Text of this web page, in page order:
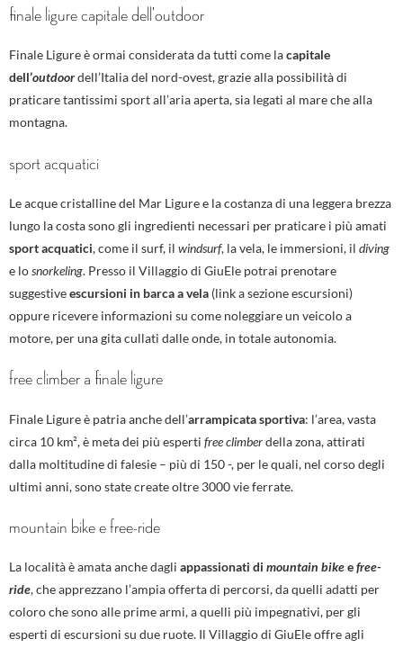
finale ligure capitale dell'outdoor
Finale Ligure è ormai considerata da tutti come lacapitale
dell’outdoordell’Italia del nord-ovest, grazie alla possibilità di
praticare tantissimi sport all’aria aperta, sia legati al mare che alla
montagna.
sport acquatici
Le acque cristalline del Mar Ligure e la costanza di una leggera brezza
lungo la costa sono gli ingredienti necessari per praticare i più amati
sport acquatici, come il surf, il windsurf, la vela, le immersioni, il diving
e losnorkeling. Presso il Villaggio di GiuEle potrai prenotare
suggestiveescursioni in barca a vela (link a sezione escursioni)
oppure ricevere informazioni su come noleggiare un veicolo a
motore, per una gita cullati dalle onde, in totale autonomia.
free climber a finale ligure
Finale Ligure è patria anche dell’arrampicata sportiva: l’area, vasta
circa 10 km², è meta dei più esperti free climberdella zona, attirati
dalla moltitudine di falesie – più di 150 -, per le quali, nel corso degli
ultimi anni, sono state create oltre 3000 vie ferrate.
mountain bike e free-ride
La località è amata anche dagli appassionati di mountain bikeefree-
ride, che apprezzano l’ampia offerta di percorsi, da quelli adatti per
coloro che sono alle prime armi, a quelli più impegnativi, per gli
esperti di escursioni su due ruote. Il Villaggio di GiuEle offre agli